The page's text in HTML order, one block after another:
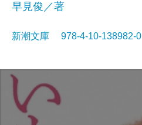
早見俊／著
新潮文庫 978-4-10-